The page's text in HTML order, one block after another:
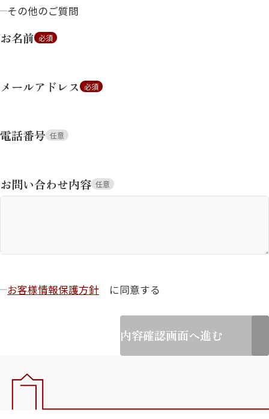
その他のご質問
お名前 必須
メールアドレス 必須
電話番号 任意
お問い合わせ内容 任意
お客様情報保護方針 に同意する
内容確認画面へ進む